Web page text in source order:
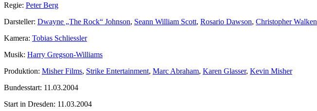
Regie: Peter Berg
Darsteller: Dwayne „The Rock“ Johnson, Seann William Scott, Rosario Dawson, Christopher Walken
Kamera: Tobias Schliessler
Musik: Harry Gregson-Williams
Produktion: Misher Films, Strike Entertainment, Marc Abraham, Karen Glasser, Kevin Misher
Bundesstart: 11.03.2004
Start in Dresden: 11.03.2004